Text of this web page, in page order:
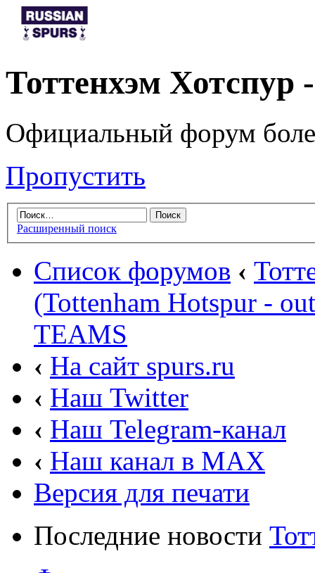
Тоттенхэм
Официальный форум
Пропустить
Расширенный поиск
Список форумов ‹
(Tottenham Hotspur -
TEAMS
‹ На сайт spurs.ru
‹ Наш Twitter
‹ Наш Telegram-канал
‹ Наш канал в MAX
Версия для печати
Последние новости